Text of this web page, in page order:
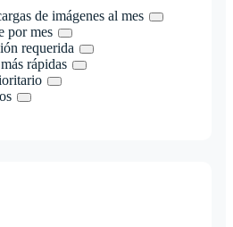
de imágenes al mes
por mes
requerida
rápidas